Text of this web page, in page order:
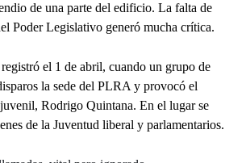
de una parte del edificio. La falta de
Poder Legislativo generó mucha crítica.
el 1 de abril, cuando un grupo de
la sede del PLRA y provocó el
Rodrigo Quintana. En el lugar se
de la Juventud liberal y parlamentarios.